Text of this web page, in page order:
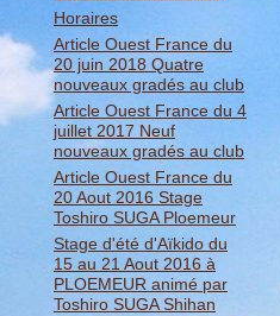
Horaires
Article Ouest France du
20 juin 2018 Quatre
nouveaux gradés au club
Article Ouest France du 4
juillet 2017 Neuf
nouveaux gradés au club
Article Ouest France du
20 Aout 2016 Stage
Toshiro SUGA Ploemeur
Stage d'été d'Aïkido du
15 au 21 Aout 2016 à
PLOEMEUR animé par
Toshiro SUGA Shihan